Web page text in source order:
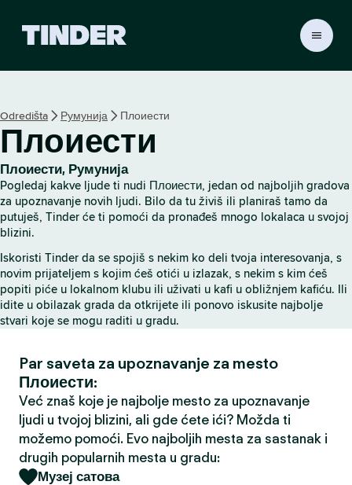
r
p
o
e
t
n
t
r
a
n
a
Odredišta Румунија Плоиести
Плоиести
Плоиести, Румунија
Pogledaj kakve ljude ti nudi Плоиести, jedan od najboljih gradova
za upoznavanje novih ljudi. Bilo da tu živiš ili planiraš tamo da
putuješ, Tinder će ti pomoći da pronađeš mnogo lokalaca u svojoj
blizini.
Iskoristi Tinder da se spojiš s nekim ko deli tvoja interesovanja, s
novim prijateljem s kojim ćeš otići u izlazak, s nekim s kim ćeš
popiti piće u lokalnom klubu ili uživati u kafi u obližnjem kafiću. Ili
idite u obilazak grada da otkrijete ili ponovo iskusite najbolje
stvari koje se mogu raditi u gradu.
Par saveta za upoznavanje za mesto
Плоиести:
Već znaš koje je najbolje mesto za upoznavanje
ljudi u tvojoj blizini, ali gde ćete ići? Možda ti
možemo pomoći. Evo najboljih mesta za sastanak i
drugih popularnih mesta u gradu:
Музеј сатова